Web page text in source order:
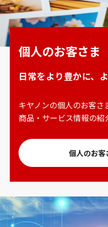
個人のお客さま
日常をより豊かに、
キヤノンの個人のお客さ
商品・サービス情報の紹
個人のお客